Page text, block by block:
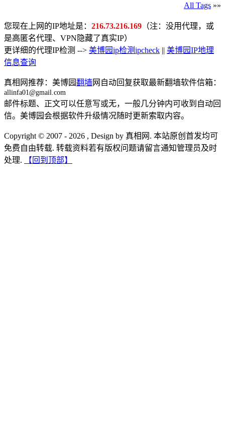
All Tags »»
您现在上网的IP地址是： 216.73.216.169 （注：没用代理，或
是高匿名代理、VPN隐藏了真实IP）
更详细的代理IP检测 --> 美博园ip检测ipcheck || 美博园IP地理
信息查询
真相网推荐：美博园翻墙网自动回复获取最新翻墙软件信箱：
allinfa01@gmail.com
邮件标题、正文可以任意写或无，一般几分钟内可收到自动回
信。美博园会根据软件升级情况随时更新索取内容。
Copyright © 2007 - 2026 , Design by 真相网. 本站原创首发均可
免费自由转载. 转载资料若有版权问题请留言通知管理员及时
处理.
【回到顶部】